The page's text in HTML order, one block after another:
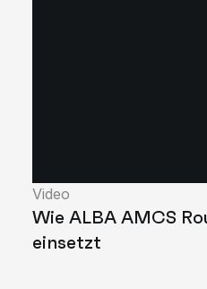
Video
Wie ALBA AMCS
einsetzt